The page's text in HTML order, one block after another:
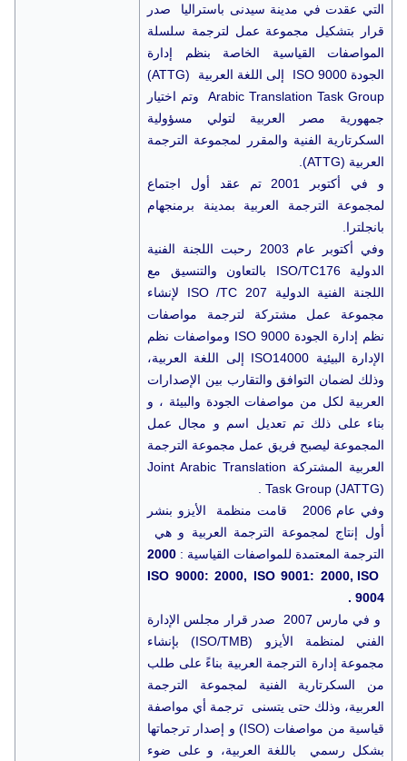
التي عقدت في مدينة سيدنى باستراليا صدر
قرار بتشكيل مجموعة عمل لترجمة سلسلة
المواصفات القياسية الخاصة بنظم إدارة
الجودة ISO 9000 إلى اللغة العربية (ATTG)
Arabic Translation Task Group وتم اختيار
جمهورية مصر العربية لتولي مسؤولية
السكرتارية الفنية والمقرر لمجموعة الترجمة
العربية (ATTG).
و في أكتوبر 2001 تم عقد أول اجتماع
لمجموعة الترجمة العربية بمدينة برمنجهام
بانجلترا.
وفي أكتوبر عام 2003 رحبت اللجنة الفنية
الدولية ISO/TC176 بالتعاون والتنسيق مع
اللجنة الفنية الدولية ISO /TC 207 لإنشاء
مجموعة عمل مشتركة لترجمة مواصفات
نظم إدارة الجودة ISO 9000 ومواصفات نظم
الإدارة البيئية ISO14000 إلى اللغة العربية،
وذلك لضمان التوافق والتقارب بين الإصدارات
العربية لكل من مواصفات الجودة والبيئة ، و
بناء على ذلك تم تعديل اسم و مجال عمل
المجموعة ليصبح فريق عمل مجموعة الترجمة
العربية المشتركة Joint Arabic Translation
Task Group (JATTG) .
وفي عام 2006 قامت منظمة الأيزو بنشر
أول إنتاج لمجموعة الترجمة العربية و هي
الترجمة المعتمدة للمواصفات القياسية : 2000
ISO 9000: 2000, ISO 9001: 2000, ISO
9004 .
و في مارس 2007 صدر قرار مجلس الإدارة
الفني لمنظمة الأيزو (ISO/TMB) بإنشاء
مجموعة إدارة الترجمة العربية بناءً على طلب
من السكرتارية الفنية لمجموعة الترجمة
العربية، وذلك حتى يتسنى ترجمة أي مواصفة
قياسية من مواصفات (ISO) و إصدار ترجماتها
بشكل رسمي باللغة العربية، و على ضوء